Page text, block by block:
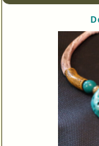
Vachement